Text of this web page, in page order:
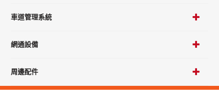
車道管理系統
網通設備
周邊配件